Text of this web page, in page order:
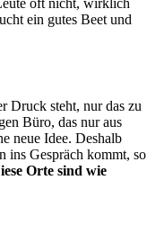
oft nicht, wirklich
ein gutes Beet und
Druck steht, nur das zu
Büro, das nur aus
neue Idee. Deshalb
ins Gespräch kommt, so
Orte sind wie